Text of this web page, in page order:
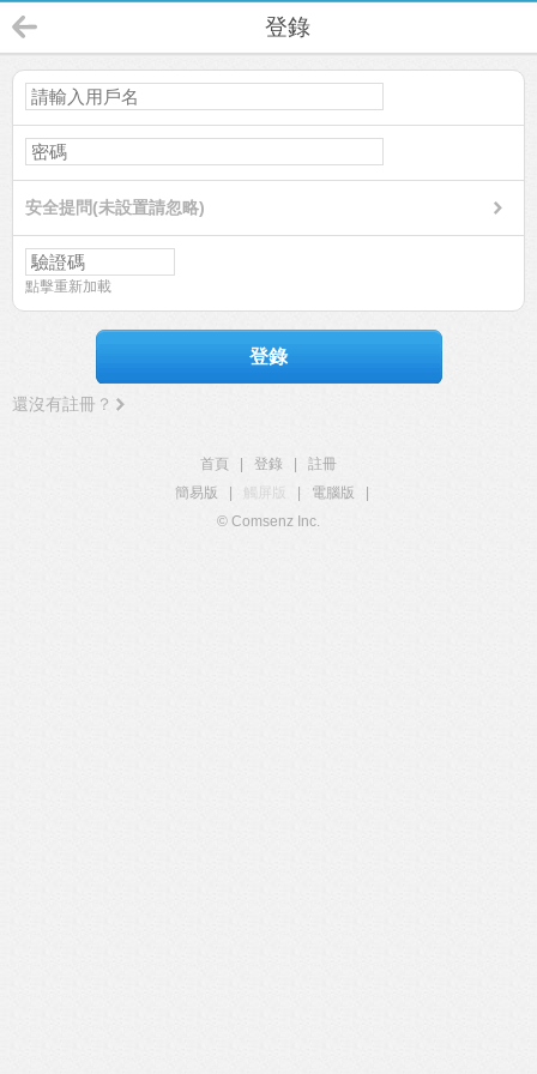
登錄
安全提問(未設置請忽略)
點擊重新加載
登錄
還沒有註冊？
首頁 登錄
註冊
簡易版
觸屏版 電腦版
© Comsenz Inc.